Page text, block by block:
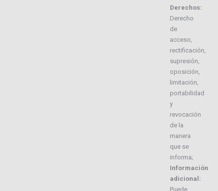
Derechos:
Derecho
de
acceso,
rectificación,
supresión,
oposición,
limitación,
portabilidad
y
revocación
de la
manera
que se
informa;
Información
adicional:
Puede